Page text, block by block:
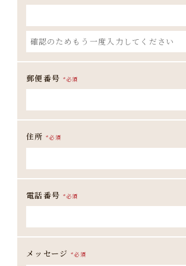
郵便番号 *必須
住所 *必須
電話番号 *必須
メッセージ *必須